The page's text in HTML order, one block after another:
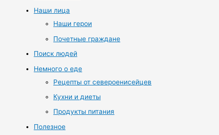
Наши лица
Наши герои
Почетные граждане
Поиск людей
Немного о еде
Рецепты от североенисейцев
Кухни и диеты
Продукты питания
Полезное